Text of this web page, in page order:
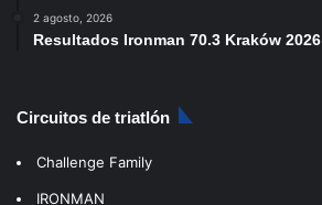
2 agosto, 2026
Resultados Ironman 70.3 Kraków 2026
Circuitos de triatlón
Challenge Family
IRONMAN